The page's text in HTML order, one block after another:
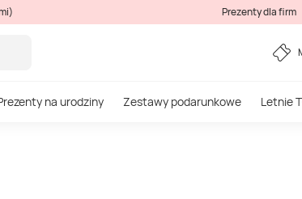
Prezenty dla firm
na urodziny Zestawy podarunkowe Letnie